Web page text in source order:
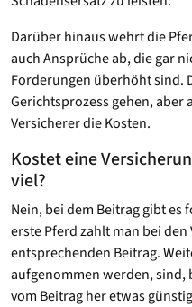
Darüber hinaus wehrt die
auch Ansprüche ab, die gar
Forderungen überhöht sind.
Gerichtsprozess gehen,
Versicherer die Kosten.
Kostet eine
viel?
Nein, bei dem Beitrag gibt es
erste Pferd zahlt man bei
entsprechenden Beitrag.
aufgenommen werden, sind,
vom Beitrag her etwas